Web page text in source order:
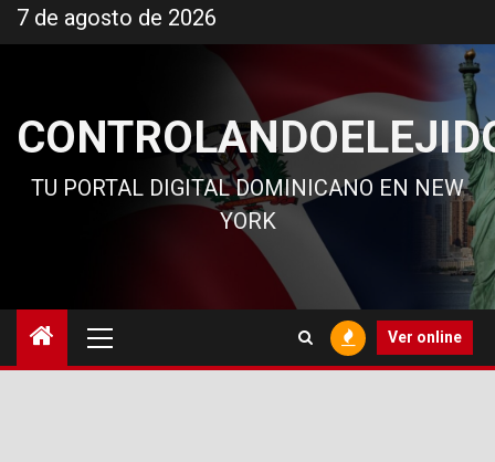
al
7 de agosto de 2026
TU PORTAL DIGITAL DOMINICANO EN NEW
YORK
principal
Ver online